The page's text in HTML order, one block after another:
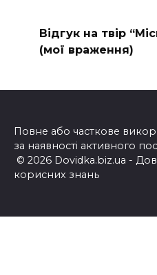
Відгук на твір
(мої враження)
Повне або часткове
за наявності активного
© 2026 Dovidka.biz.ua -
корисних знань